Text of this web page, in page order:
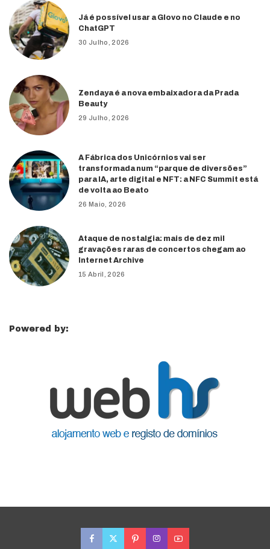
Já é possível usar a Glovo no Claude e no
ChatGPT
30 Julho, 2026
Zendaya é a nova embaixadora da Prada
Beauty
29 Julho, 2026
A Fábrica dos Unicórnios vai ser
transformada num “parque de diversões”
para IA, arte digital e NFT: a NFC Summit está
de volta ao Beato
26 Maio, 2026
Ataque de nostalgia: mais de dez mil
gravações raras de concertos chegam ao
Internet Archive
15 Abril, 2026
Powered by: